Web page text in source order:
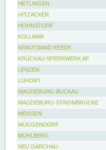
HETLINGEN
HITZACKER
HOHNSTORF
KOLLMAR
KRAUTSAND REEDE
KRÜCKAU-SPERRWERK AP
LENZEN
LÜHORT
MAGDEBURG-BUCKAU
MAGDEBURG-STROMBRÜCKE
MEISSEN
MÜGGENDORF
MÜHLBERG
NEU DARCHAU